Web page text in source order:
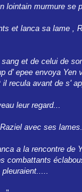
lointain murmure se
et lanca sa lame ,
et de celui de
d' epee envoya
recula avant de s'
leur regard...
avec ses
a la rencontre de
combattants